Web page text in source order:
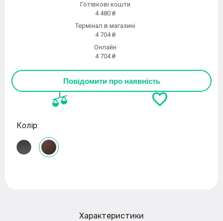
Готівкові кошти
4 480 ₴
Термінал в магазині
4 704 ₴
Онлайн
4 704 ₴
Повідомити про наявність
Колір:
Характеристики